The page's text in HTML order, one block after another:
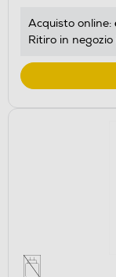
Acquisto online:
Ritiro in